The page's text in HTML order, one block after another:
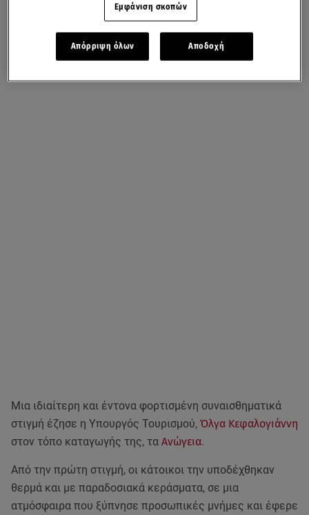
Μια ιδιαίτερη και έντονα φορτισμένη συναισθηματικά
στιγμή έζησε η Υπουργός Τουρισμού, Όλγα Κεφαλογιάννη
στον τόπο καταγωγής της, τα Ανώγεια.
Από την πρώτη στιγμή, οι κάτοικοι την υποδέχθηκαν
θερμά και με παραδοσιακά κεράσματα, σε μια
ατμόσφαιρα που ξύπνησε προσωπικές μνήμες και έφερε
Εμφάνιση σκοπών
Απόρριψη όλων Αποδοχή